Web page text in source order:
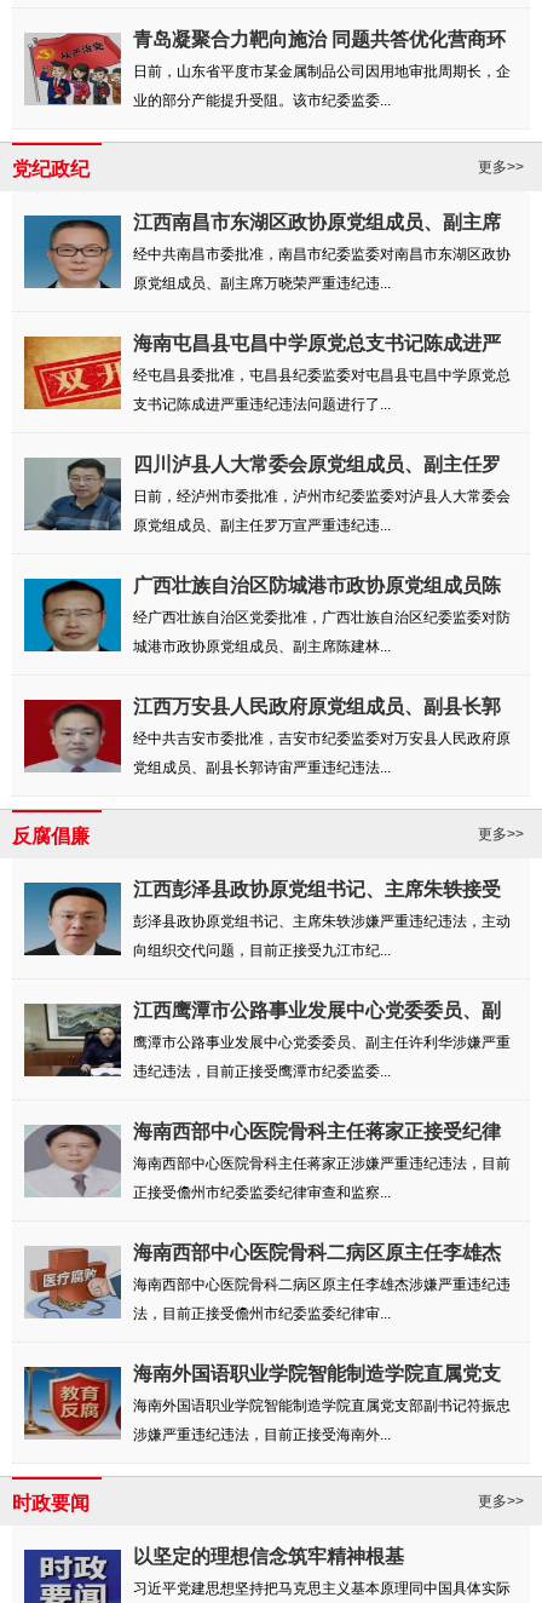
青岛凝聚合力靶向施治 同题共答优化营商环
境
日前，山东省平度市某金属制品公司因用地审批周期长，企
业的部分产能提升受阻。该市纪委监委...
党纪政纪 更多>>
江西南昌市东湖区政协原党组成员、副主席
万晓...
经中共南昌市委批准，南昌市纪委监委对南昌市东湖区政协
原党组成员、副主席万晓荣严重违纪违...
海南屯昌县屯昌中学原党总支书记陈成进严
重违...
经屯昌县委批准，屯昌县纪委监委对屯昌县屯昌中学原党总
支书记陈成进严重违纪违法问题进行了...
四川泸县人大常委会原党组成员、副主任罗
万宣...
日前，经泸州市委批准，泸州市纪委监委对泸县人大常委会
原党组成员、副主任罗万宣严重违纪违...
广西壮族自治区防城港市政协原党组成员陈
建林...
经广西壮族自治区党委批准，广西壮族自治区纪委监委对防
城港市政协原党组成员、副主席陈建林...
江西万安县人民政府原党组成员、副县长郭
诗宙...
经中共吉安市委批准，吉安市纪委监委对万安县人民政府原
党组成员、副县长郭诗宙严重违纪违法...
反腐倡廉 更多>>
江西彭泽县政协原党组书记、主席朱轶接受
纪律...
彭泽县政协原党组书记、主席朱轶涉嫌严重违纪违法，主动
向组织交代问题，目前正接受九江市纪...
江西鹰潭市公路事业发展中心党委委员、副
主任...
鹰潭市公路事业发展中心党委委员、副主任许利华涉嫌严重
违纪违法，目前正接受鹰潭市纪委监委...
海南西部中心医院骨科主任蒋家正接受纪律
审查...
海南西部中心医院骨科主任蒋家正涉嫌严重违纪违法，目前
正接受儋州市纪委监委纪律审查和监察...
海南西部中心医院骨科二病区原主任李雄杰
接受...
海南西部中心医院骨科二病区原主任李雄杰涉嫌严重违纪违
法，目前正接受儋州市纪委监委纪律审...
海南外国语职业学院智能制造学院直属党支
部副...
海南外国语职业学院智能制造学院直属党支部副书记符振忠
涉嫌严重违纪违法，目前正接受海南外...
时政要闻 更多>>
以坚定的理想信念筑牢精神根基
习近平党建思想坚持把马克思主义基本原理同中国具体实际